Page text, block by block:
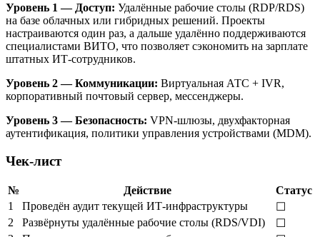
Уровень 1 — Доступ: Удалённые рабочие столы (RDP/RDS)
на базе облачных или гибридных решений. Проекты
настраиваются один раз, а дальше удалённо поддерживаются
специалистами ВИТО, что позволяет сэкономить на зарплате
штатных ИТ-сотрудников.
Уровень 2 — Коммуникации: Виртуальная АТС + IVR,
корпоративный почтовый сервер, мессенджеры.
Уровень 3 — Безопасность: VPN-шлюзы, двухфакторная
аутентификация, политики управления устройствами (MDM).
Чек-лист
№ Действие
Статус
1
Проведён аудит текущей ИТ-инфраструктуры
☐
2
Развёрнуты удалённые рабочие столы (RDS/VDI)
☐